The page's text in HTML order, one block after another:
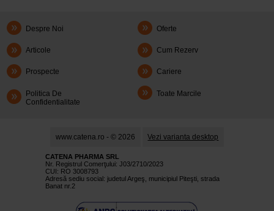
Despre Noi Oferte
Articole Cum Rezerv
Prospecte Cariere
Politica De
Confidentialitate
Toate Marcile
www.catena.ro - © 2026 Vezi varianta desktop
CATENA PHARMA SRL
Nr. Registrul Comerţului: J03/2710/2023
CUI: RO 3008793
Adresă sediu social: judetul Argeş, municipiul Piteşti, strada
Banat nr.2